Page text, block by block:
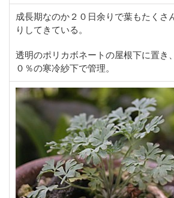
成長期なのか２０日余りで葉もたくさ
りしてきている。
透明のポリカボネートの屋根下に置き
０％の寒冷紗下で管理。